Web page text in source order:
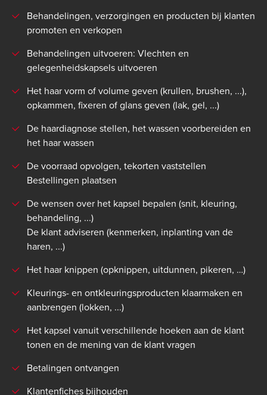
Behandelingen, verzorgingen en producten bij klanten
promoten en verkopen
Behandelingen uitvoeren: Vlechten en
gelegenheidskapsels uitvoeren
Het haar vorm of volume geven (krullen, brushen, ...),
opkammen, fixeren of glans geven (lak, gel, ...)
De haardiagnose stellen, het wassen voorbereiden en
het haar wassen
De voorraad opvolgen, tekorten vaststellen
Bestellingen plaatsen
De wensen over het kapsel bepalen (snit, kleuring,
behandeling, ...)
De klant adviseren (kenmerken, inplanting van de
haren, ...)
Het haar knippen (opknippen, uitdunnen, pikeren, …)
Kleurings- en ontkleuringsproducten klaarmaken en
aanbrengen (lokken, ...)
Het kapsel vanuit verschillende hoeken aan de klant
tonen en de mening van de klant vragen
Betalingen ontvangen
Klantenfiches bijhouden